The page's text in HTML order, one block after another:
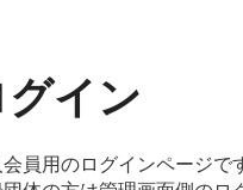
グイン
員用のログインページで